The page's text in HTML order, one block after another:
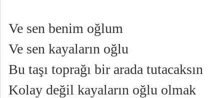
Ve sen benim oğlum
Ve sen kayaların oğlu
Bu taşı toprağı bir arada tutacaksın
Kolay değil kayaların oğlu olmak